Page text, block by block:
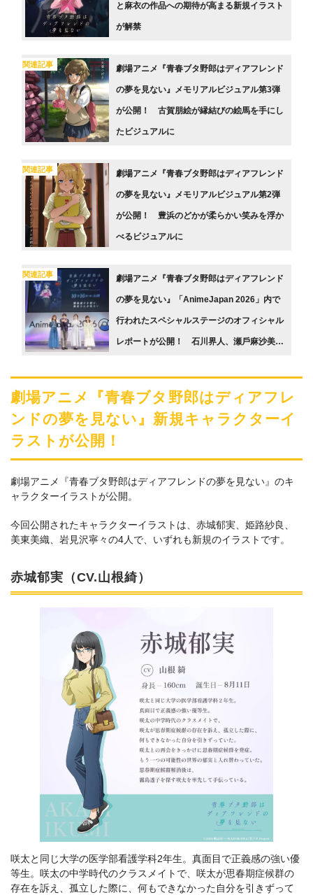
と麻衣の作品への期待が高まる新規イラスト
が解禁
関連記事 劇場アニメ『青春ブタ野郎はディアフレンド
の夢を見ない』メモリアルビジュアル第3弾
が公開！ 古賀朋絵が縁結びの絵馬を手にし
たビジュアルに
関連記事 劇場アニメ『青春ブタ野郎はディアフレンド
の夢を見ない』メモリアルビジュアル第2弾
が公開！ 豊浜のどかが柔らかい笑みを浮か
べるビジュアルに
関連記事 劇場アニメ『⻘春ブタ野郎はディアフレンド
の夢を⾒ない』「AnimeJapan 2026」内で
行われたスペシャルステージのオフィシャル
レポートが公開！ ⽯川界⼈、瀬⼾⿇沙美、
劇場アニメ『青春ブタ野郎はディアフレ
ンドの夢を見ない』新規キャラクターイ
ラストが公開！
劇場アニメ『青春ブタ野郎はディアフレンドの夢を見ない』のキ
ャラクターイラストが公開。
今回公開されたキャラクターイラストは、赤城郁実、姫路紗良、
美東美織、岩見沢寧々の4人で、いずれも新規のイラストです。
赤城郁実（CV.山根綺）
咲太と同じ大学の医学部看護学科2年生。真面目で正義感の強い優
等生。咲太の中学時代のクラスメイトで、咲太が思春期症候群の
存在を訴え、孤立した際に、何もできなかった自分を引きずって